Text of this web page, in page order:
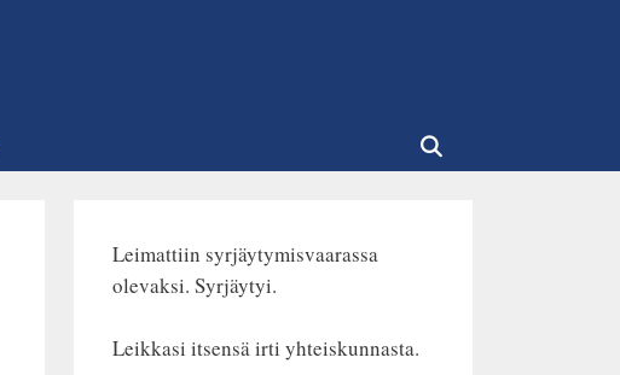
Leimattiin syrjäytymisvaarassa
olevaksi. Syrjäytyi.
Leikkasi itsensä irti yhteiskunnasta.